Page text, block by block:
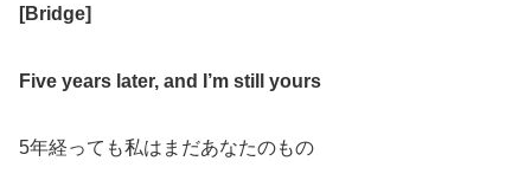
[Bridge]
Five years later, and I’m still yours
5年経っても私はまだあなたのもの